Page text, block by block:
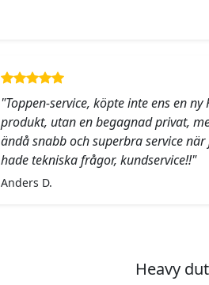
"Toppen-service, köpte inte ens en ny
produkt, utan en begagnad privat,
ändå snabb och superbra service när
hade tekniska frågor, kundservice!!"
Anders D.
Heavy